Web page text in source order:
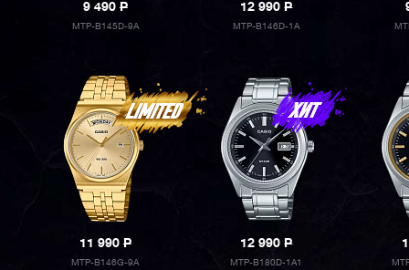
9 490P
MTP-B145D-9A
12 990P
MTP-B146D-1A
11 990P
MTP-B146G-9A
12 990P
MTP-B180D-1A1